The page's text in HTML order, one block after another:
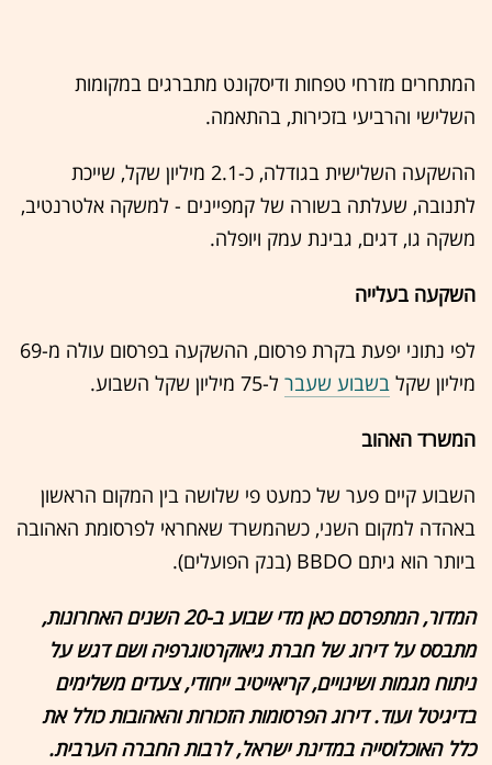
המתחרים מזרחי טפחות ודיסקונט מתברגים במקומות
השלישי והרביעי בזכירות, בהתאמה.
ההשקעה השלישית בגודלה, כ-2.1 מיליון שקל, שייכת
לתנובה, שעלתה בשורה של קמפיינים - למשקה אלטרנטיב,
משקה גו, דגים, גבינת עמק ויופלה.
השקעה בעלייה
לפי נתוני יפעת בקרת פרסום, ההשקעה בפרסום עולה מ-69
מיליון שקל בשבוע שעבר ל-75 מיליון שקל השבוע.
המשרד האהוב
השבוע קיים פער של כמעט פי שלושה בין המקום הראשון
באהדה למקום השני, כשהמשרד שאחראי לפרסומת האהובה
ביותר הוא גיתם BBDO (בנק הפועלים).
המדור, המתפרסם כאן מדי שבוע ב-20 השנים האחרונות,
מתבסס על דירוג של חברת גיאוקרטוגרפיה ושם דגש על
ניתוח מגמות ושינויים, קריאייטיב ייחודי, צעדים משלימים
בדיגיטל ועוד. דירוג הפרסומות הזכורות והאהובות כולל את
כלל האוכלוסייה במדינת ישראל, לרבות החברה הערבית.